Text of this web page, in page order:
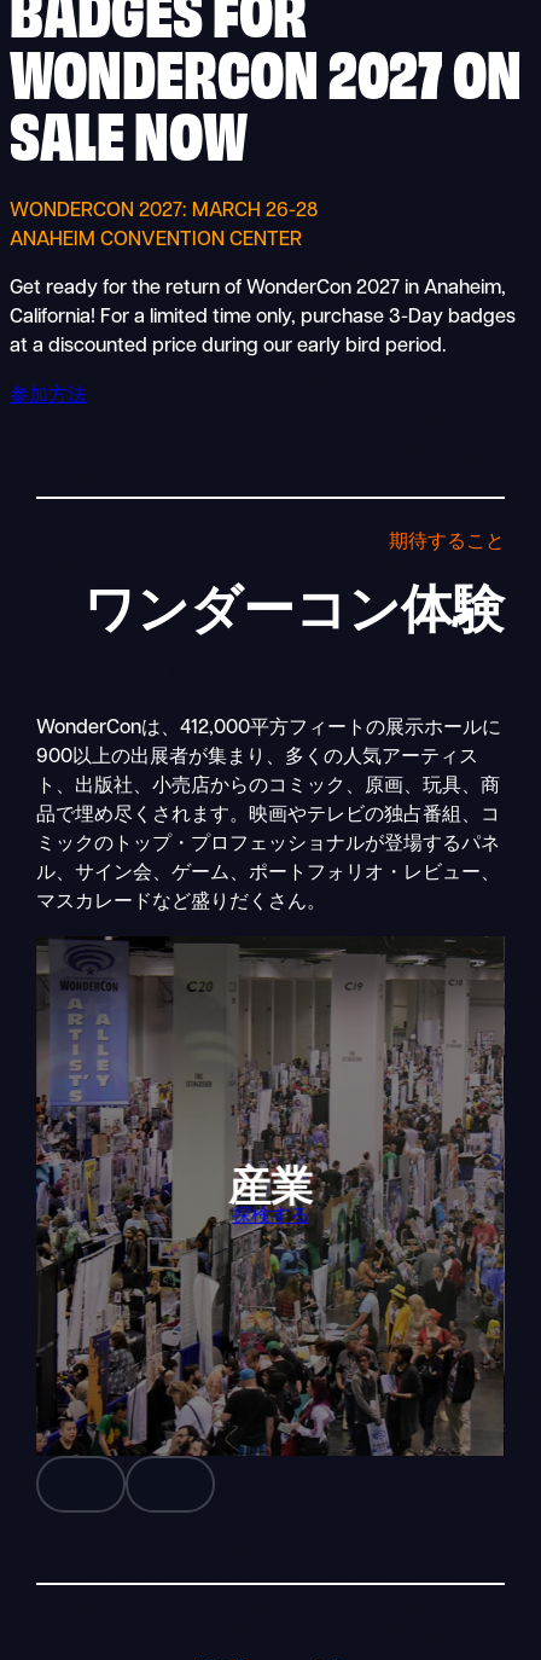
WONDERCON 2027 ON
SALE NOW
WONDERCON 2027: MARCH 26-28
ANAHEIM CONVENTION CENTER
Get ready for the return of WonderCon 2027 in Anaheim,
California! For a limited time only, purchase 3-Day badges
at a discounted price during our early bird period.
参加方法
期待すること
ワンダーコン体験
WonderConは、412,000平方フィートの展示ホールに
900以上の出展者が集まり、多くの人気アーティス
ト、出版社、小売店からのコミック、原画、玩具、商
品で埋め尽くされます。映画やテレビの独占番組、コ
ミックのトップ・プロフェッショナルが登場するパネ
ル、サイン会、ゲーム、ポートフォリオ・レビュー、
マスカレードなど盛りだくさん。
産業
探検する